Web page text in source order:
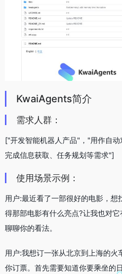
KwaiAgents简介
需求人群：
["开发智能机器人产品"，"用作自
完成信息获取、任务规划等需求"]
使用场景示例：
用户:最近看了一部很好的电影，
得那部电影有什么亮点?让我也对
聊聊你的看法。
用户:我想订一张从北京到上海的
你订票。首先需要知道你要乘坐的